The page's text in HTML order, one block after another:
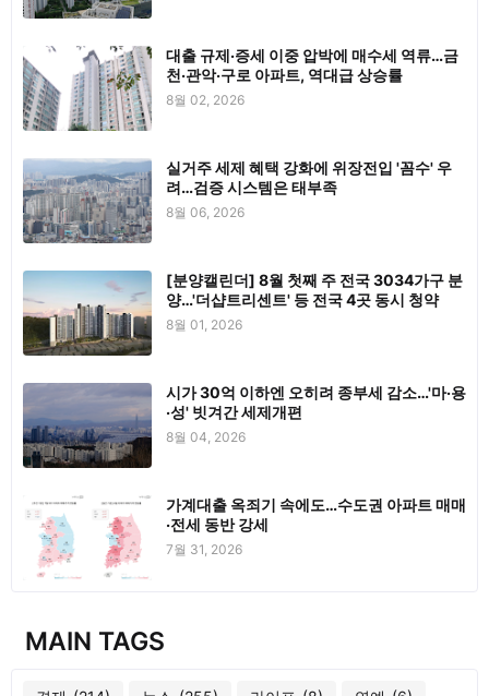
대출 규제·증세 이중 압박에 매수세 역류…금
천·관악·구로 아파트, 역대급 상승률
8월 02, 2026
실거주 세제 혜택 강화에 위장전입 '꼼수' 우
려…검증 시스템은 태부족
8월 06, 2026
[분양캘린더] 8월 첫째 주 전국 3034가구 분
양…'더샵트리센트' 등 전국 4곳 동시 청약
8월 01, 2026
시가 30억 이하엔 오히려 종부세 감소…'마·용
·성' 빗겨간 세제개편
8월 04, 2026
가계대출 옥죄기 속에도…수도권 아파트 매매
·전세 동반 강세
7월 31, 2026
MAIN TAGS